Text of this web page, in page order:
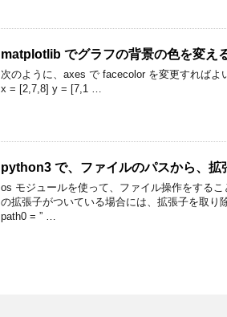
matplotlib でグラフの背景の色を変え
次のように、axes で facecolor を変更すれば
x = [2,7,8] y = [7,1 …
python3 で、ファイルのパスから、拡
os モジュールを使って、ファイル操作をする
の拡張子がついている場合には、拡張子を取り
path0 = ” …